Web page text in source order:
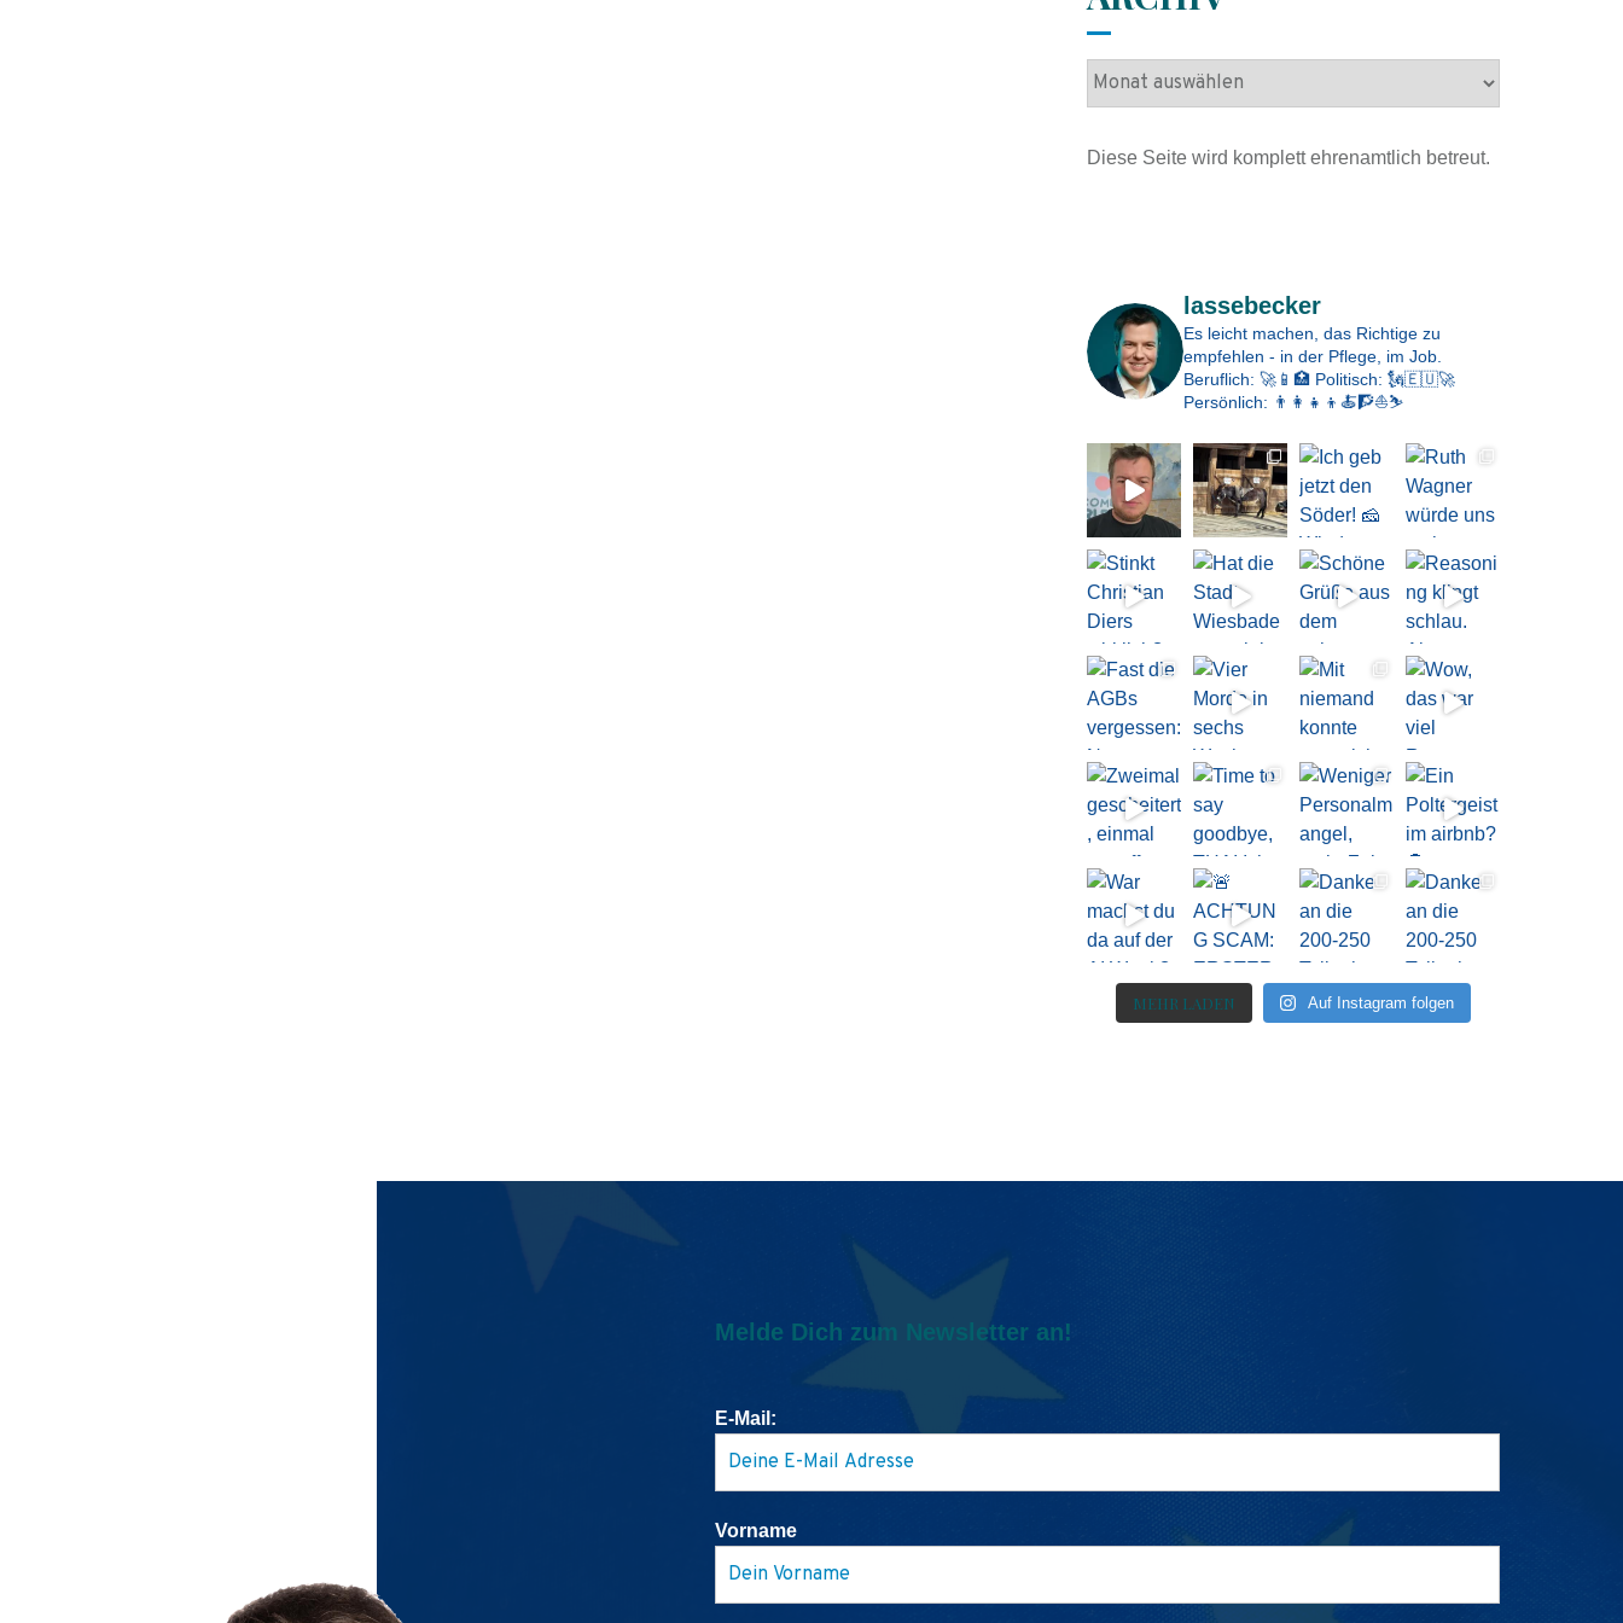
A
h
Diese Seite wird komplett ehrenamtlich betreut.
lassebecker
Es leicht machen, das Richtige zu
empfehlen - in der Pflege, im Job.
Beruflich: 🚀📱🏥 Politisch: 🗽🇪🇺🚀
Persönlich: 👨‍👩‍👧‍👦🍝🧗⛵⛷️
MEHR LADEN Auf Instagram folgen
Melde Dich zum Newsletter an!
E-Mail:
Vorname